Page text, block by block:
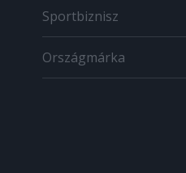
Sportbiznisz
Országmárka